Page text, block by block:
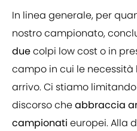
In linea generale, per
nostro campionato,
duecolpi low cost o in
campo in cui le
arrivo. Ci stiamo
discorso cheabbraccia
campionati europei. Alla